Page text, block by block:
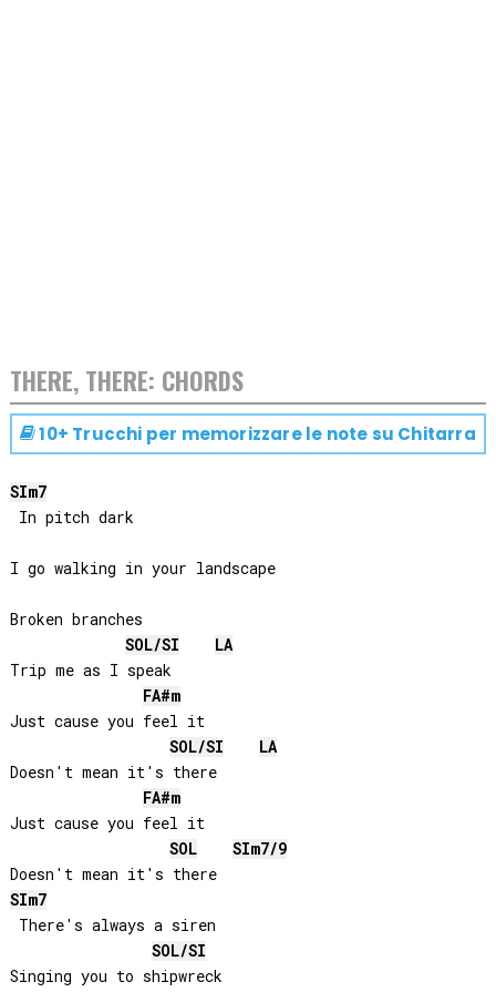
THERE, THERE: CHORDS
10+ Trucchi per memorizzare le note su Chitarra
SIm7
In pitch dark
I go walking in your landscape
Broken branches
SOL/SI
LA
Trip me as I speak
FA#m
Just cause you feel it
SOL/SI
LA
Doesn't mean it's there
FA#m
Just cause you feel it
SOL
SIm7/9
Doesn't mean it's there
SIm7
There's always a siren
SOL/SI
Singing you to shipwreck